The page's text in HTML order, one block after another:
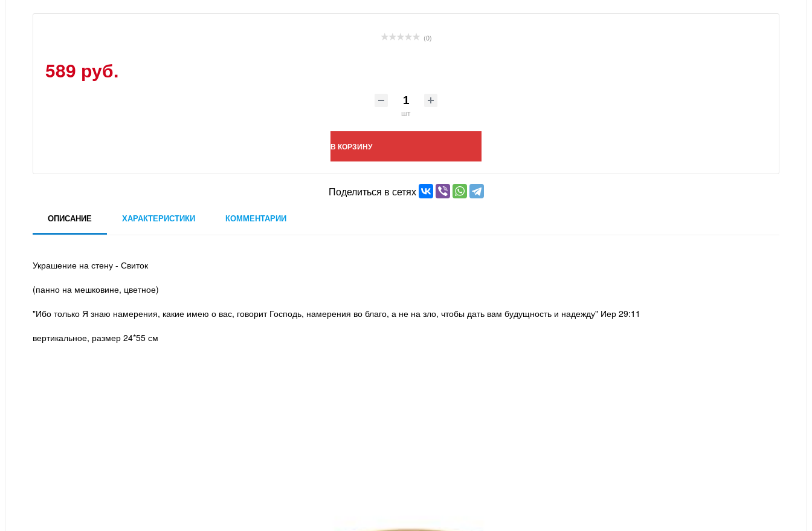
(0)
589 руб.
шт
В КОРЗИНУ
Поделиться в сетях
ОПИСАНИЕ ХАРАКТЕРИСТИКИ КОММЕНТАРИИ
Украшение на стену - Свиток
(панно на мешковине, цветное)
"Ибо только Я знаю намерения, какие имею о вас, говорит Господь, намерения во благо, а не на зло, чтобы дать вам будущность и надежду" Иер 29:11
вертикальное, размер 24*55 см